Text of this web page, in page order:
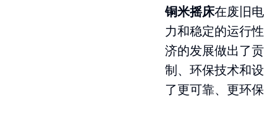
铜米摇床在废旧
力和稳定的运行
济的发展做出了
制、环保技术和
了更可靠、更环